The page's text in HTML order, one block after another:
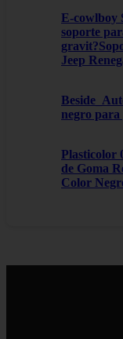
E-cowlboy
soporte
Jeep
negro
Plasticolor
de Goma
Color